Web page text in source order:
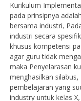
Kurikulum
pada prinsipnya
bersama industri,
industri secara
khusus kompetensi
agar guru tidak
maka Penyelarasan
menghasilkan silabus,
pembelajaran yang
industry untuk kelas